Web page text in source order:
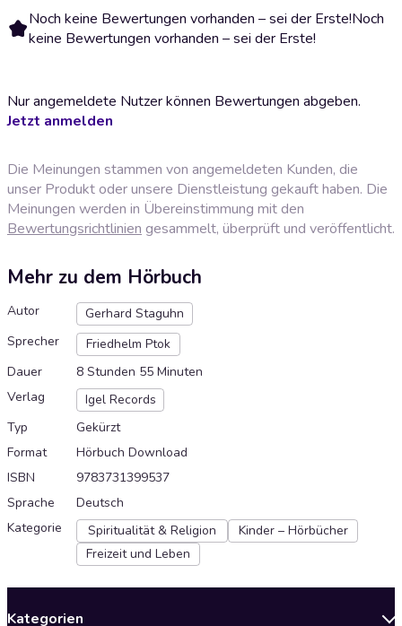
Noch keine Bewertungen vorhanden – sei der Erste!Noch
keine Bewertungen vorhanden – sei der Erste!
Nur angemeldete Nutzer können Bewertungen abgeben.
Jetzt anmelden
Die Meinungen stammen von angemeldeten Kunden, die
unser Produkt oder unsere Dienstleistung gekauft haben. Die
Meinungen werden in Übereinstimmung mit den
Bewertungsrichtlinien gesammelt, überprüft und veröffentlicht.
Mehr zu dem Hörbuch
Autor
Gerhard Staguhn
Sprecher
Friedhelm Ptok
Dauer
8 Stunden 55 Minuten
Verlag
Igel Records
Typ
Gekürzt
Format
Hörbuch Download
ISBN
9783731399537
Sprache
Deutsch
Kategorie
Spiritualität & Religion
Kinder – Hörbücher
Freizeit und Leben
Kategorien